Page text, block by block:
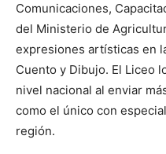
Comunicaciones,
del Ministerio de
expresiones artísticas en
Cuento y Dibujo. El Liceo
nivel nacional al enviar
como el único con
región.